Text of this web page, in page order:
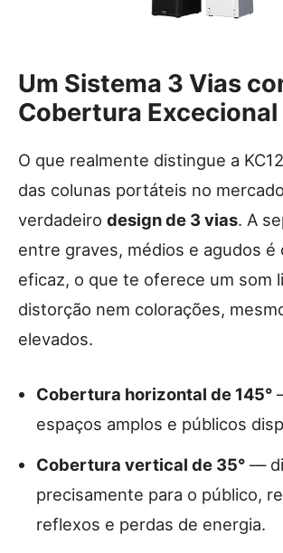
Um Sistema 3 Vias
Cobertura Excecional
O que realmente distingue a
das colunas portáteis no
verdadeiro design de 3 vias. A
entre graves, médios e agudos é
eficaz, o que te oferece um som
distorção nem colorações,
elevados.
Cobertura horizontal de 145°
espaços amplos e públicos
Cobertura vertical de 35° —
precisamente para o público,
reflexos e perdas de energia.